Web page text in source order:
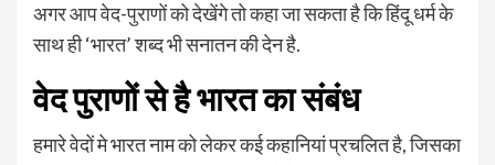
अगर आप वेद-पुराणों को देखेंगे तो कहा जा सकता है कि हिंदू धर्म के
साथ ही ‘भारत’ शब्द भी सनातन की देन है.
वेद पुराणों से है भारत का संबंध
हमारे वेदों मे भारत नाम को लेकर कई कहानियां प्रचलित है, जिसका